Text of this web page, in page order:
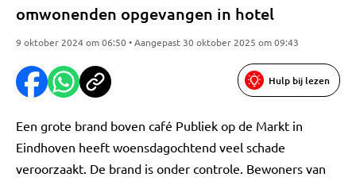
omwonenden opgevangen in hotel
9 oktober 2024 om 06:50 • Aangepast 30 oktober 2025 om 09:43
Hulp bij lezen
Een grote brand boven café Publiek op de Markt in
Eindhoven heeft woensdagochtend veel schade
veroorzaakt. De brand is onder controle. Bewoners van